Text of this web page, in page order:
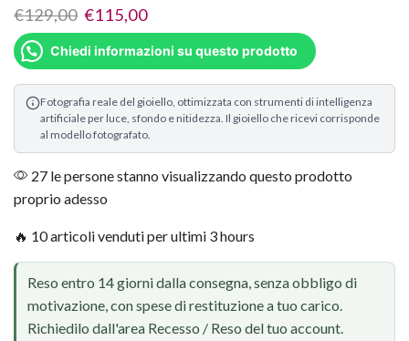
€129,00 €115,00
Chiedi informazioni su questo prodotto
Fotografia reale del gioiello, ottimizzata con strumenti di intelligenza
artificiale per luce, sfondo e nitidezza. Il gioiello che ricevi corrisponde
al modello fotografato.
27 le persone stanno visualizzando questo prodotto
proprio adesso
🔥 10 articoli venduti per ultimi 3 hours
Reso entro 14 giorni dalla consegna, senza obbligo di
motivazione, con spese di restituzione a tuo carico.
Richiedilo dall'area Recesso / Reso del tuo account.